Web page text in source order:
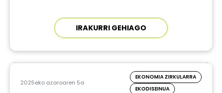
IRAKURRI GEHIAGO
2025eko azaroaren 5a
EKONOMIA ZIRKULARRA
EKODISEINUA